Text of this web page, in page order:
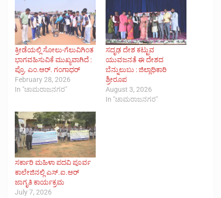
ಕ್ರೀಡೆಯಲ್ಲಿ ಸೋಲು-ಗೆಲುವಿಗಿಂತ
ಭಾಗವಹಿಸುವಿಕೆ ಮುಖ್ಯವಾಗಿದೆ :
ಪ್ರೊ. ಎಂ.ಆರ್. ಗಂಗಾಧರ್
February 28, 2026
In "ಚಾಮರಾಜನಗರ"
ಸದೃಢ ದೇಶ ಕಟ್ಟುವ
ಯುವಜನತೆ ಈ ದೇಶದ
ಬೆನ್ನುಲುಬು : ಜಿಲ್ಲಾಧಿಕಾರಿ
ಶ್ರೀರೂಪ
August 3, 2026
In "ಚಾಮರಾಜನಗರ"
ಸರ್ಕಾರಿ ಮಹಿಳಾ ಪದವಿ ಪೂರ್ವ
ಕಾಲೇಜಿನಲ್ಲಿ ಎಸ್.ಐ.ಆರ್
ಜಾಗೃತಿ ಕಾರ್ಯಕ್ರಮ
July 7, 2026